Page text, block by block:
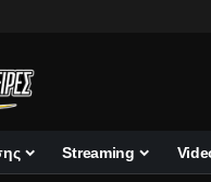
Streaming